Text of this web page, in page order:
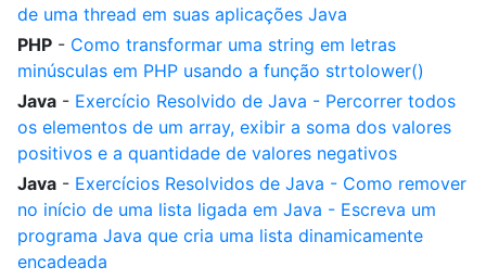
de uma thread em suas aplicações Java
PHP - Como transformar uma string em letras
minúsculas em PHP usando a função strtolower()
Java - Exercício Resolvido de Java - Percorrer todos
os elementos de um array, exibir a soma dos valores
positivos e a quantidade de valores negativos
Java - Exercícios Resolvidos de Java - Como remover
no início de uma lista ligada em Java - Escreva um
programa Java que cria uma lista dinamicamente
encadeada